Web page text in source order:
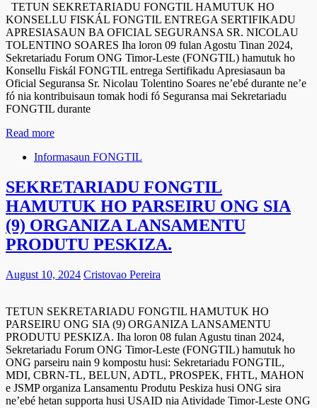
TETUN SEKRETARIADU FONGTIL HAMUTUK HO
KONSELLU FISKÁL FONGTIL ENTREGA SERTIFIKADU
APRESIASAUN BA OFICIAL SEGURANSA SR. NICOLAU
TOLENTINO SOARES Iha loron 09 fulan Agostu Tinan 2024,
Sekretariadu Forum ONG Timor-Leste (FONGTIL) hamutuk ho
Konsellu Fiskál FONGTIL entrega Sertifikadu Apresiasaun ba
Oficial Seguransa Sr. Nicolau Tolentino Soares ne’ebé durante ne’e
fó nia kontribuisaun tomak hodi fó Seguransa mai Sekretariadu
FONGTIL durante
Read more
Informasaun FONGTIL
SEKRETARIADU FONGTIL
HAMUTUK HO PARSEIRU ONG SIA
(9) ORGANIZA LANSAMENTU
PRODUTU PESKIZA.
August 10, 2024 Cristovao Pereira
TETUN SEKRETARIADU FONGTIL HAMUTUK HO
PARSEIRU ONG SIA (9) ORGANIZA LANSAMENTU
PRODUTU PESKIZA. Iha loron 08 fulan Agustu tinan 2024,
Sekretariadu Forum ONG Timor-Leste (FONGTIL) hamutuk ho
ONG parseiru nain 9 kompostu husi: Sekretariadu FONGTIL,
MDI, CBRN-TL, BELUN, ADTL, PROSPEK, FHTL, MAHON
e JSMP organiza Lansamentu Produtu Peskiza husi ONG sira
ne’ebé hetan supporta husi USAID nia Atividade Timor-Leste ONG